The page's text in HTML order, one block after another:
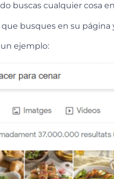
buscas cualquier cosa
busques en su
ejemplo: